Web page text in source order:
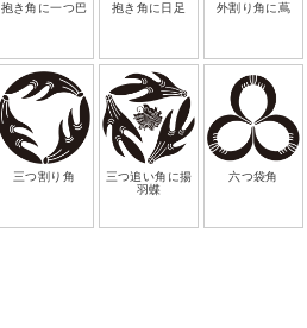
抱き角に一つ巴 抱き角に日足 外割り角に蔦
三つ割り角
三つ追い角に揚
羽蝶
六つ袋角